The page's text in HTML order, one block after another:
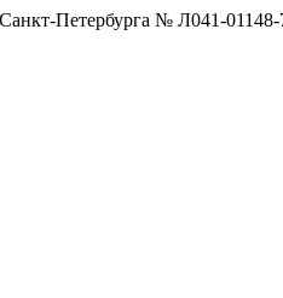
Петербурга № Л041-